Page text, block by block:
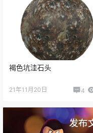
褐色坑洼石头
21年11月20日 4